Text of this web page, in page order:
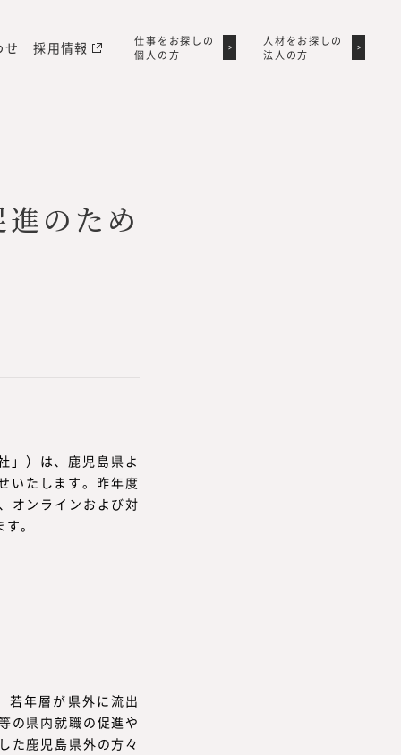
せ 採用情報
仕事をお探しの
個人の方
仕事をお探しの
個人の方
人材をお探しの
法人の方
人材をお探しの
法人の方
のため
」）は、鹿児島県よ
いたします。昨年度
オンラインおよび対
。
若年層が県外に流出
の県内就職の促進や
た鹿児島県外の方々